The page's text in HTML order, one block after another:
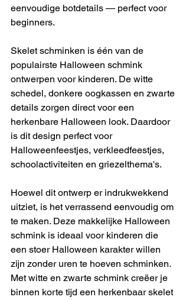
eenvoudige botdetails — perfect voor
beginners.
Skelet schminken is één van de
populairste Halloween schmink
ontwerpen voor kinderen. De witte
schedel, donkere oogkassen en zwarte
details zorgen direct voor een
herkenbare Halloween look. Daardoor
is dit design perfect voor
Halloweenfeestjes, verkleedfeestjes,
schoolactiviteiten en griezelthema's.
Hoewel dit ontwerp er indrukwekkend
uitziet, is het verrassend eenvoudig om
te maken. Deze makkelijke Halloween
schmink is ideaal voor kinderen die
een stoer Halloween karakter willen
zijn zonder uren te hoeven schminken.
Met witte en zwarte schmink creëer je
binnen korte tijd een herkenbaar skelet